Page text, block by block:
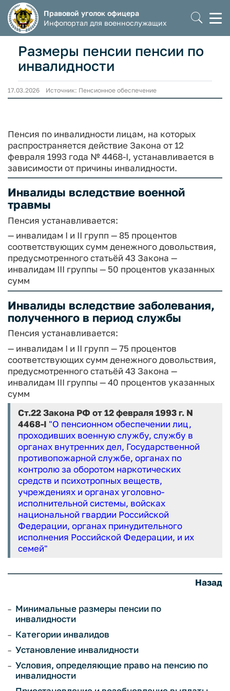
Правовой уголок офицера
Инфопортал для военнослужащих
Размеры пенсии пенсии по
инвалидности
17.03.2026 Источник: Пенсионное обеспечение
Пенсия по инвалидности лицам, на которых
распространяется действие Закона от 12
февраля 1993 года № 4468-I, устанавливается в
зависимости от причины инвалидности.
Инвалиды вследствие военной
травмы
Пенсия устанавливается:
— инвалидам I и II групп — 85 процентов
соответствующих сумм денежного довольствия,
предусмотренного статьёй 43 Закона —
инвалидам III группы — 50 процентов указанных
сумм
Инвалиды вследствие заболевания,
полученного в период службы
Пенсия устанавливается:
— инвалидам I и II групп — 75 процентов
соответствующих сумм денежного довольствия,
предусмотренного статьёй 43 Закона —
инвалидам III группы — 40 процентов указанных
сумм
Ст.22 Закона РФ от 12 февраля 1993 г. N
4468-I "О пенсионном обеспечении лиц,
проходивших военную службу, службу в
органах внутренних дел, Государственной
противопожарной службе, органах по
контролю за оборотом наркотических
средств и психотропных веществ,
учреждениях и органах уголовно-
исполнительной системы, войсках
национальной гвардии Российской
Федерации, органах принудительного
исполнения Российской Федерации, и их
семей"
Назад
Минимальные размеры пенсии по
инвалидности
Категории инвалидов
Установление инвалидности
Условия, определяющие право на пенсию по
инвалидности